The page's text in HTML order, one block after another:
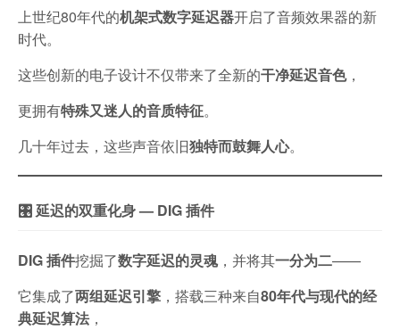
上世纪80年代的机架式数字延迟器开启了音频效果器的新
时代。
这些创新的电子设计不仅带来了全新的干净延迟音色，
更拥有特殊又迷人的音质特征。
几十年过去，这些声音依旧独特而鼓舞人心。
🎛️ 延迟的双重化身 — DIG 插件
DIG 插件挖掘了数字延迟的灵魂，并将其一分为二——
它集成了两组延迟引擎 ，搭载三种来自80年代与现代的经
典延迟算法 ，